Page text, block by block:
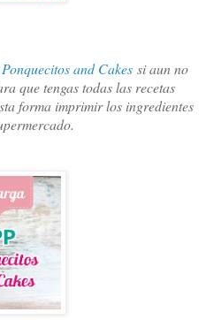
and Cakes si aun no
que tengas todas las recetas
forma imprimir los ingredientes